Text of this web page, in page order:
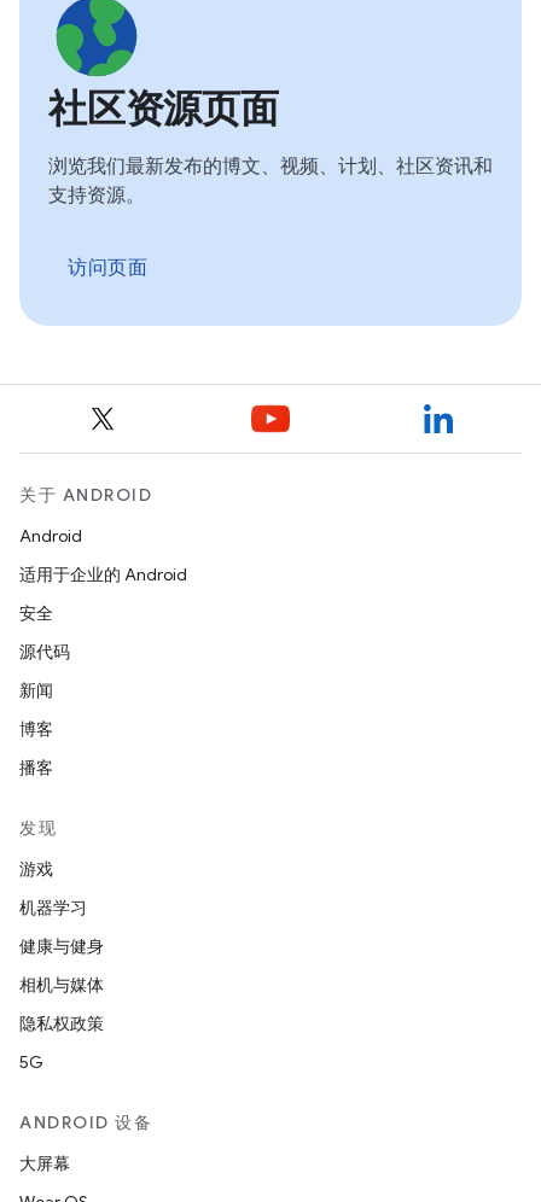
社区资源页面
浏览我们最新发布的博文、视频、计划、社区资讯和
支持资源。
访问页面
关于 ANDROID
Android
适用于企业的 Android
安全
源代码
新闻
博客
播客
发现
游戏
机器学习
健康与健身
相机与媒体
隐私权政策
5G
ANDROID 设备
大屏幕